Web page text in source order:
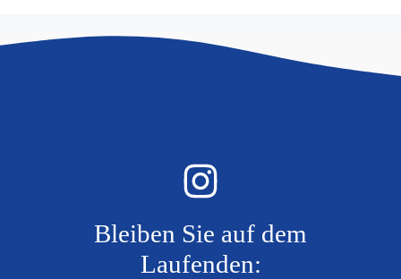
Bleiben Sie auf dem
Laufenden: